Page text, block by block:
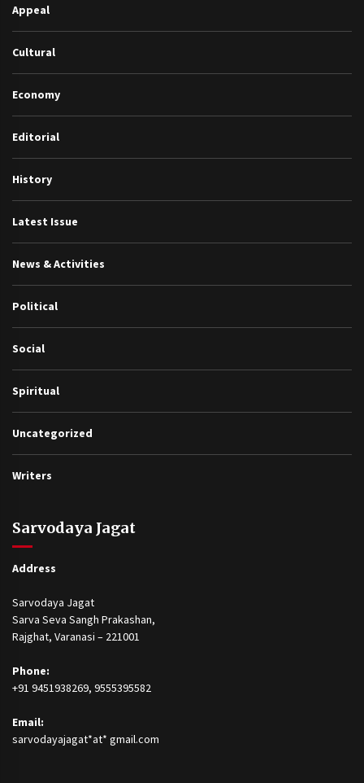
Appeal
Cultural
Economy
Editorial
History
Latest Issue
News & Activities
Political
Social
Spiritual
Uncategorized
Writers
Sarvodaya Jagat
Address
Sarvodaya Jagat
Sarva Seva Sangh Prakashan,
Rajghat, Varanasi – 221001
Phone:
+91 9451938269, 9555395582
Email:
sarvodayajagat*at* gmail.com